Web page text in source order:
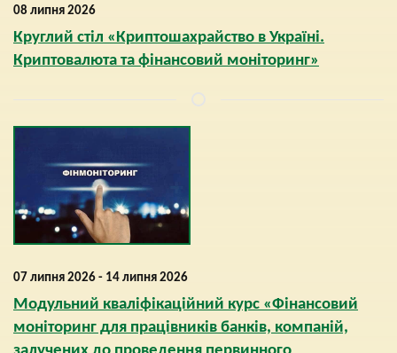
08 липня 2026
Круглий стіл «Криптошахрайство в Україні.
Криптовалюта та фінансовий моніторинг»
07 липня 2026 - 14 липня 2026
Модульний кваліфікаційний курс «Фінансовий
моніторинг для працівників банків, компаній,